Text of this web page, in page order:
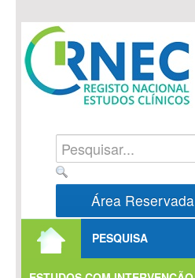
Área Reservada
PESQUISA